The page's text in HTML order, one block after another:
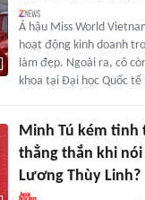
Á hậu Miss World
hoạt động kinh doanh
làm đẹp. Ngoài ra, cô
khoa tại Đại học Quốc tế
Minh Tú kém tinh
thẳng thắn khi
Lương Thùy Linh?